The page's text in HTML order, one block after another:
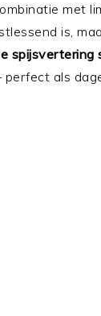
met
is,
spijsvertering
als